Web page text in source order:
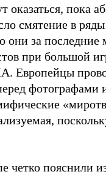
оказаться, пока
смятение в
они за
при большой
Европейцы
фотографами
четко пояснили